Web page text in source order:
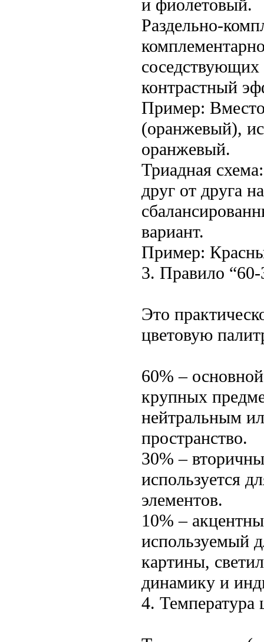
и фиолетовый.
Раздельно-
контрастный
Пример:
(оранжевый),
оранжевый.
Триадная
друг от друга
вариант.
Пример:
3. Правило
Это
цветовую
60% –
крупных
нейтральным
пространство.
30% –
используется
элементов.
10% –
используемый
картины,
динамику и
4. Температура